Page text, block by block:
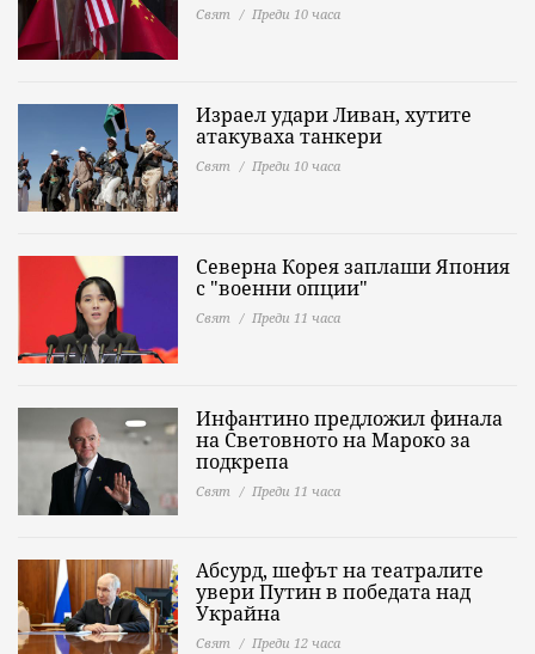
Свят Преди 10 часа
Израел удари Ливан, хутите
атакуваха танкери
Свят Преди 10 часа
Северна Корея заплаши Япония
с "военни опции"
Свят Преди 11 часа
Инфантино предложил финала
на Световното на Мароко за
подкрепа
Свят Преди 11 часа
Абсурд, шефът на театралите
увери Путин в победата над
Украйна
Свят Преди 12 часа